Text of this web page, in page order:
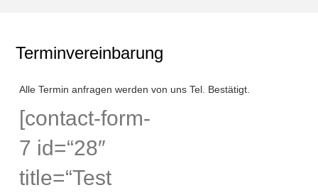
Terminvereinbarung
Alle Termin anfragen werden von uns Tel. Bestätigt.
[contact-form-
7 id=“28″
title=“Test